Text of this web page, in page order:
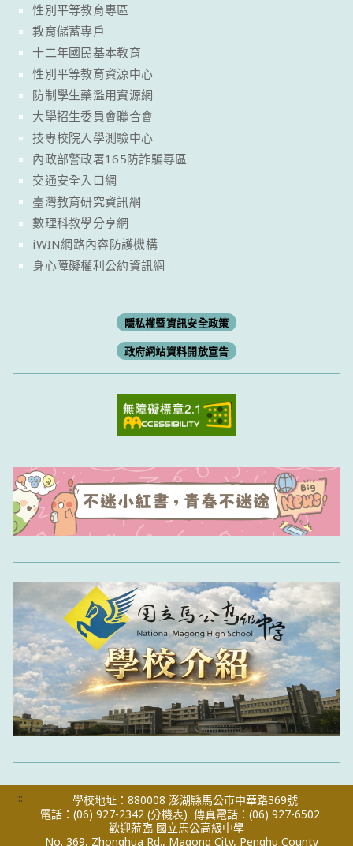
性別平等教育專區
教育儲蓄專戶
十二年國民基本教育
性別平等教育資源中心
防制學生藥濫用資源網
大學招生委員會聯合會
技專校院入學測驗中心
內政部警政署165防詐騙專區
交通安全入口網
臺灣教育研究資訊網
數理科教學分享網
iWIN網路內容防護機構
身心障礙權利公約資訊網
隱私權暨資訊安全政策
政府網站資料開放宣告
:::
學校地址：880008 澎湖縣馬公市中華路369號
電話：(06) 927-2342 (分機表) 傳真電話：(06) 927-6502
歡迎蒞臨 國立馬公高級中學
No. 369, Zhonghua Rd., Magong City, Penghu County